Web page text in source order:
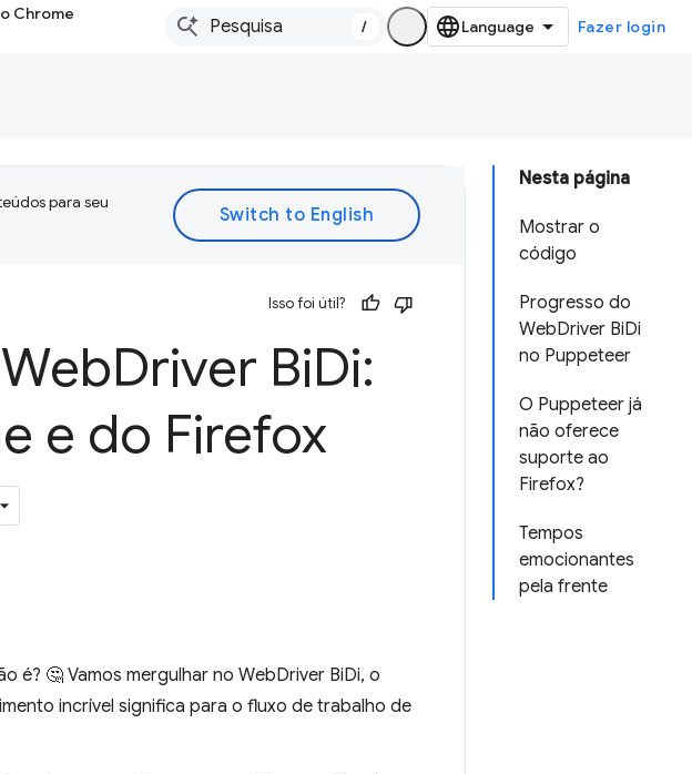
Chrome
/ Fazer login
Nesta página
Mostrar o
código
Progresso do
WebDriver BiDi
no Puppeteer
O Puppeteer já
não oferece
suporte ao
Firefox?
Tempos
emocionantes
pela frente
para seu
Isso foi útil?
Driver BiDi:
e do Firefox
é? 🤔 Vamos mergulhar no WebDriver BiDi, o
incrível significa para o fluxo de trabalho de